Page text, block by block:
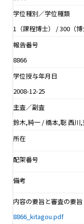
学位種別／学位種類
1（課程博士） / 300（博
報告番号
8866
学位授与年月日
2008-12-25
主査／副査
鈴木,純一 / 橋本,聡 西川,
所在
配架番号
備考
内容の要旨と審査の要旨
8866_kitagou.pdf